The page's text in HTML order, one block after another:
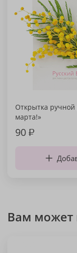
Открытка
марта!»
90₽
Вам может